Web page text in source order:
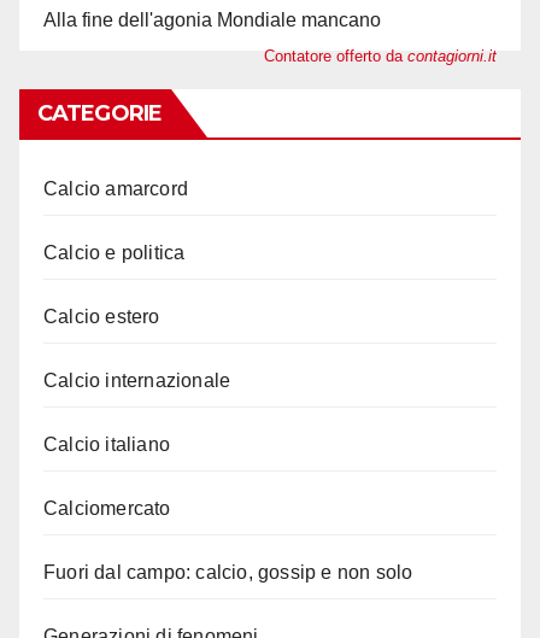
Alla fine dell'agonia Mondiale mancano
Contatore offerto da contagiorni.it
CATEGORIE
Calcio amarcord
Calcio e politica
Calcio estero
Calcio internazionale
Calcio italiano
Calciomercato
Fuori dal campo: calcio, gossip e non solo